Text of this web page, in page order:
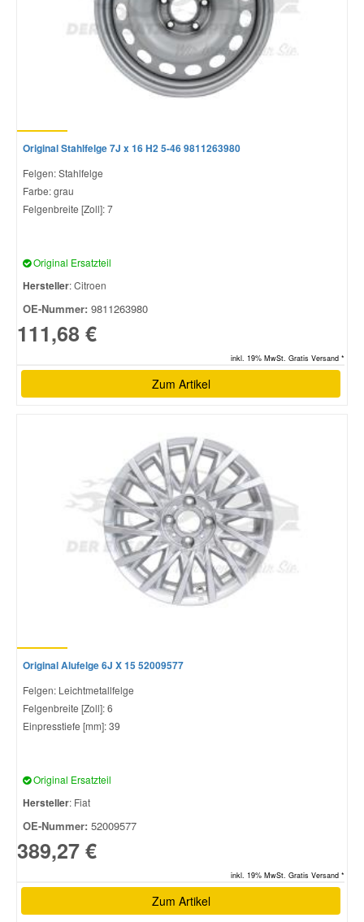
Original Stahlfelge 7J x 16 H2 5-46 9811263980
Felgen: Stahlfelge
Farbe: grau
Felgenbreite [Zoll]: 7
Original Ersatzteil
Hersteller: Citroen
OE-Nummer: 9811263980
111,68 €
inkl. 19% MwSt. Gratis Versand *
Zum Artikel
Original Alufelge 6J X 15 52009577
Felgen: Leichtmetallfelge
Felgenbreite [Zoll]: 6
Einpresstiefe [mm]: 39
Original Ersatzteil
Hersteller: Fiat
OE-Nummer: 52009577
389,27 €
inkl. 19% MwSt. Gratis Versand *
Zum Artikel
Vauxhall Ersatzteile
Volvo Ersatzteile